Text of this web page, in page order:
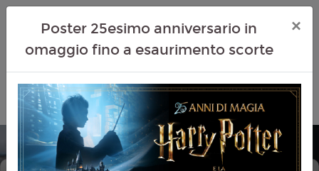
Poster 25esimo anniversario in
omaggio fino a esaurimento scorte
×